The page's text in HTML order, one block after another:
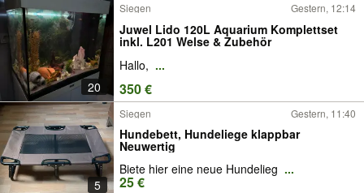
20
Siegen Gestern, 12:14
Juwel Lido 120L Aquarium Komplettset
inkl. L201 Welse & Zubehör
Hallo, ...
350 €
5
Siegen Gestern, 11:40
Hundebett, Hundeliege klappbar
Neuwertig
Biete hier eine neue Hundelieg ...
25 €